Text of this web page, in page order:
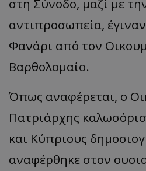
αντιπροσωπεία,
Φανάρι από τον
Βαρθολομαίο.
Όπως αναφέρεται, ο
Πατριάρχης
και Κύπριους
αναφέρθηκε στον